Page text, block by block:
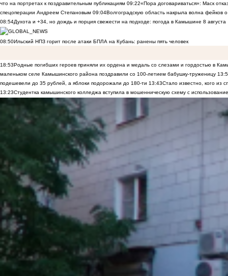
что на портретах к поздравительным публикациям 09:22«Пора договариваться»: Маск
спецоперации Андреем Степановым 09:04Волгоградскую область накрыла волна фейков
08:54Духота и +34, но дождь и порция свежести на подходе: погода в Камышине 8 августа
08:50Ильский НПЗ горит после атаки БПЛА на Кубань: ранены пять человек
18:53Родные погибших героев приняли их ордена и медаль со слезами и гордостью в
маленьком селе Камышинского района поздравили со 100-летием бабушку-труженицу
подешевели до 35 рублей, а яблоки подорожали до 180-ти 13:43Стало известно, кого из
13:23Студентка камышинского колледжа вступила в мошенническую схему с